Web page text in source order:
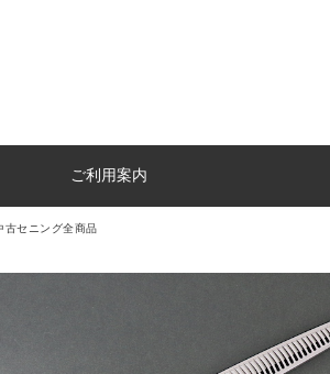
ご利用案内
古セニング全商品